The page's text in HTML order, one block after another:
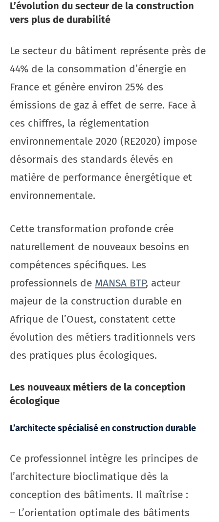
L’évolution du secteur de la construction
vers plus de durabilité
Le secteur du bâtiment représente près de
44% de la consommation d’énergie en
France et génère environ 25% des
émissions de gaz à effet de serre. Face à
ces chiffres, la réglementation
environnementale 2020 (RE2020) impose
désormais des standards élevés en
matière de performance énergétique et
environnementale.
Cette transformation profonde crée
naturellement de nouveaux besoins en
compétences spécifiques. Les
professionnels de MANSA BTP, acteur
majeur de la construction durable en
Afrique de l’Ouest, constatent cette
évolution des métiers traditionnels vers
des pratiques plus écologiques.
Les nouveaux métiers de la conception
écologique
L’architecte spécialisé en construction durable
Ce professionnel intègre les principes de
l’architecture bioclimatique dès la
conception des bâtiments. Il maîtrise :
– L’orientation optimale des bâtiments